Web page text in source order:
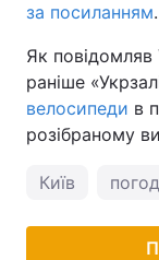
за посиланням.
Як
раніше
велосипеди в
розібраному
Київ